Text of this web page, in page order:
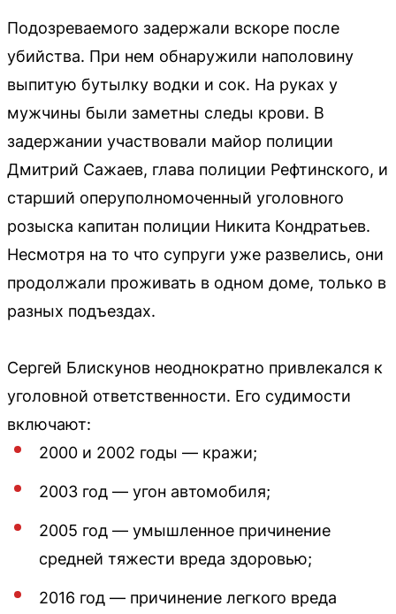
Подозреваемого задержали вскоре после
убийства. При нем обнаружили наполовину
выпитую бутылку водки и сок. На руках у
мужчины были заметны следы крови. В
задержании участвовали майор полиции
Дмитрий Сажаев, глава полиции Рефтинского, и
старший оперуполномоченный уголовного
розыска капитан полиции Никита Кондратьев.
Несмотря на то что супруги уже развелись, они
продолжали проживать в одном доме, только в
разных подъездах.
Сергей Блискунов неоднократно привлекался к
уголовной ответственности. Его судимости
включают:
2000 и 2002 годы — кражи;
2003 год — угон автомобиля;
2005 год — умышленное причинение
средней тяжести вреда здоровью;
2016 год — причинение легкого вреда